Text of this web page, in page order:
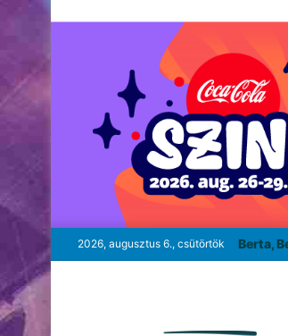
2026, augusztus 6., csütörtök Berta,